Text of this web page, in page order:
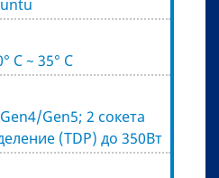
C ~ 35° C
Gen5; 2 сокета
(TDP) до 350Вт